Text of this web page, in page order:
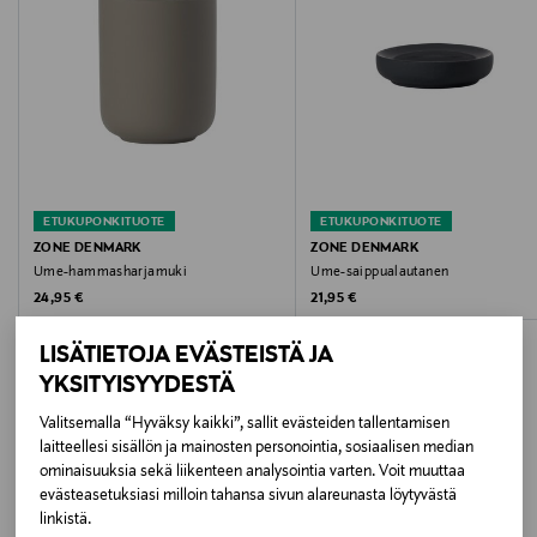
LISÄTIETOJA EVÄSTEISTÄ JA
YKSITYISYYDESTÄ
Valitsemalla “Hyväksy kaikki”, sallit evästeiden tallentamisen
laitteellesi sisällön ja mainosten personointia, sosiaalisen median
ominaisuuksia sekä liikenteen analysointia varten. Voit muuttaa
evästeasetuksiasi milloin tahansa sivun alareunasta löytyvästä
linkistä.
VE2
Tuotesarja
Ume
Väri
Koko
8,3 x 12,8 cm
ETUKUPONKITUOTE
ZONE DENMARK
Ume-hammasharjamuki
Original Price
24,95 €
ETUKUPONKITUOTE
ZONE DENMARK
Ume-saippualautanen
Original Price
21,95 €
LISÄÄ KIINNOSTAVIA
TUOTTEITA